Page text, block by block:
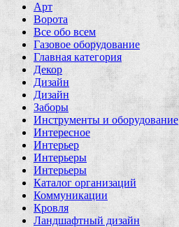
Арт
Ворота
Все обо всем
Газовое оборудование
Главная категория
Декор
Дизайн
Дизайн
Заборы
Инструменты и оборудование
Интересное
Интерьер
Интерьеры
Интерьеры
Каталог организаций
Коммуникации
Кровля
Ландшафтный дизайн